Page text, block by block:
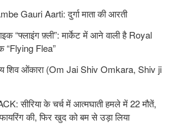
Gauri Aarti: दुर्गा माता की आरती
“फ्लाइंग फ़्ली”: मार्केट में आने वाली है Royal
“Flying Flea”
शिव ओंकारा (Om Jai Shiv Omkara, Shiv ji
सीरिया के चर्च में आत्मघाती हमले में 22 मौतें,
की, फिर खुद को बम से उड़ा लिया